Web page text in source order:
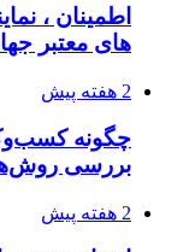
اطمینان ،
های معتبر
2 هفته پیش
چگونه
بررسی
2 هفته پیش